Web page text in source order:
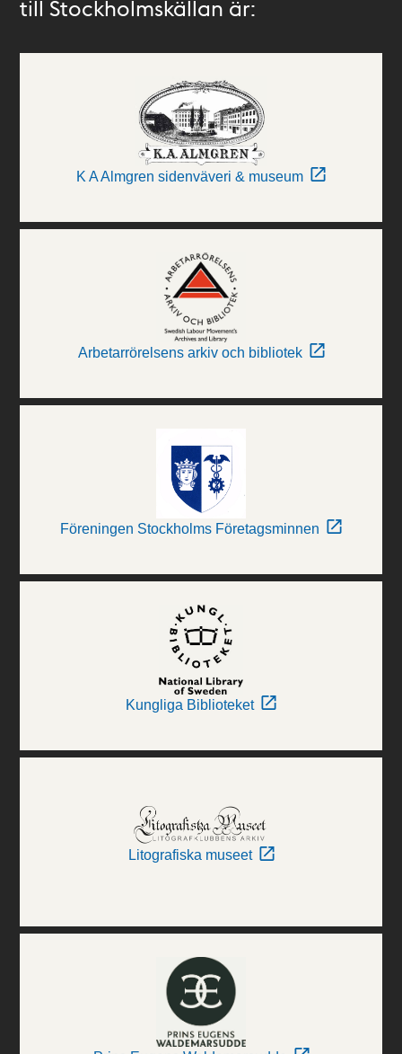
till Stockholmskällan är:
K A Almgren sidenväveri & museum
Arbetarrörelsens arkiv och bibliotek
Föreningen Stockholms Företagsminnen
Kungliga Biblioteket
Litografiska museet